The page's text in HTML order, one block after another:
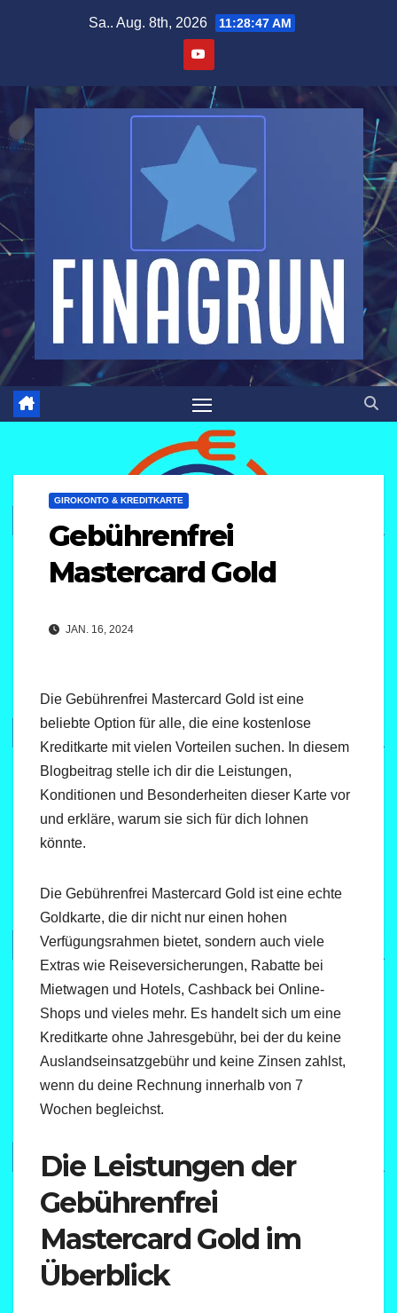
Sa.. Aug. 8th, 2026 11:28:48 AM
GIROKONTO & KREDITKARTE
Gebührenfrei
Mastercard Gold
JAN. 16, 2024
Die Gebührenfrei Mastercard Gold ist eine
beliebte Option für alle, die eine kostenlose
Kreditkarte mit vielen Vorteilen suchen. In diesem
Blogbeitrag stelle ich dir die Leistungen,
Konditionen und Besonderheiten dieser Karte vor
und erkläre, warum sie sich für dich lohnen
könnte.
Die Gebührenfrei Mastercard Gold ist eine echte
Goldkarte, die dir nicht nur einen hohen
Verfügungsrahmen bietet, sondern auch viele
Extras wie Reiseversicherungen, Rabatte bei
Mietwagen und Hotels, Cashback bei Online-
Shops und vieles mehr. Es handelt sich um eine
Kreditkarte ohne Jahresgebühr, bei der du keine
Auslandseinsatzgebühr und keine Zinsen zahlst,
wenn du deine Rechnung innerhalb von 7
Wochen begleichst.
Die Leistungen der
Gebührenfrei
Mastercard Gold im
Überblick